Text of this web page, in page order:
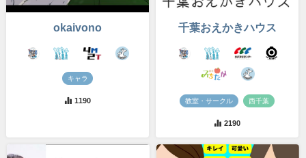
okaivono
キャラ
1190
千葉おえかきハウス
教室・サークル 西千葉
2190